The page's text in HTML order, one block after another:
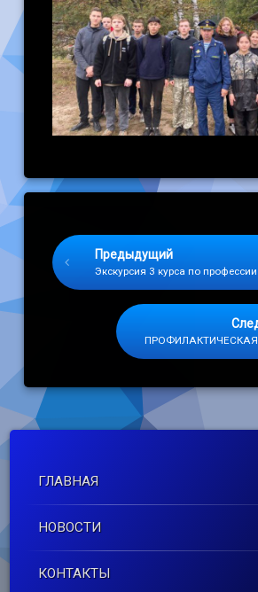
Предыдущий
Экскурсия 3 курса по
ГЛАВНАЯ
НОВОСТИ
КОНТАКТЫ